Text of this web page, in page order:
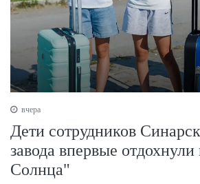
вчера
Дети сотрудников
завода впервые отдохнули
Солнца"